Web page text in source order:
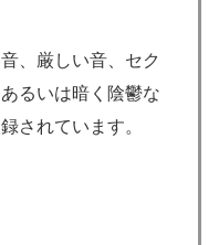
、厳しい音、セク
るいは暗く陰鬱な
されています。